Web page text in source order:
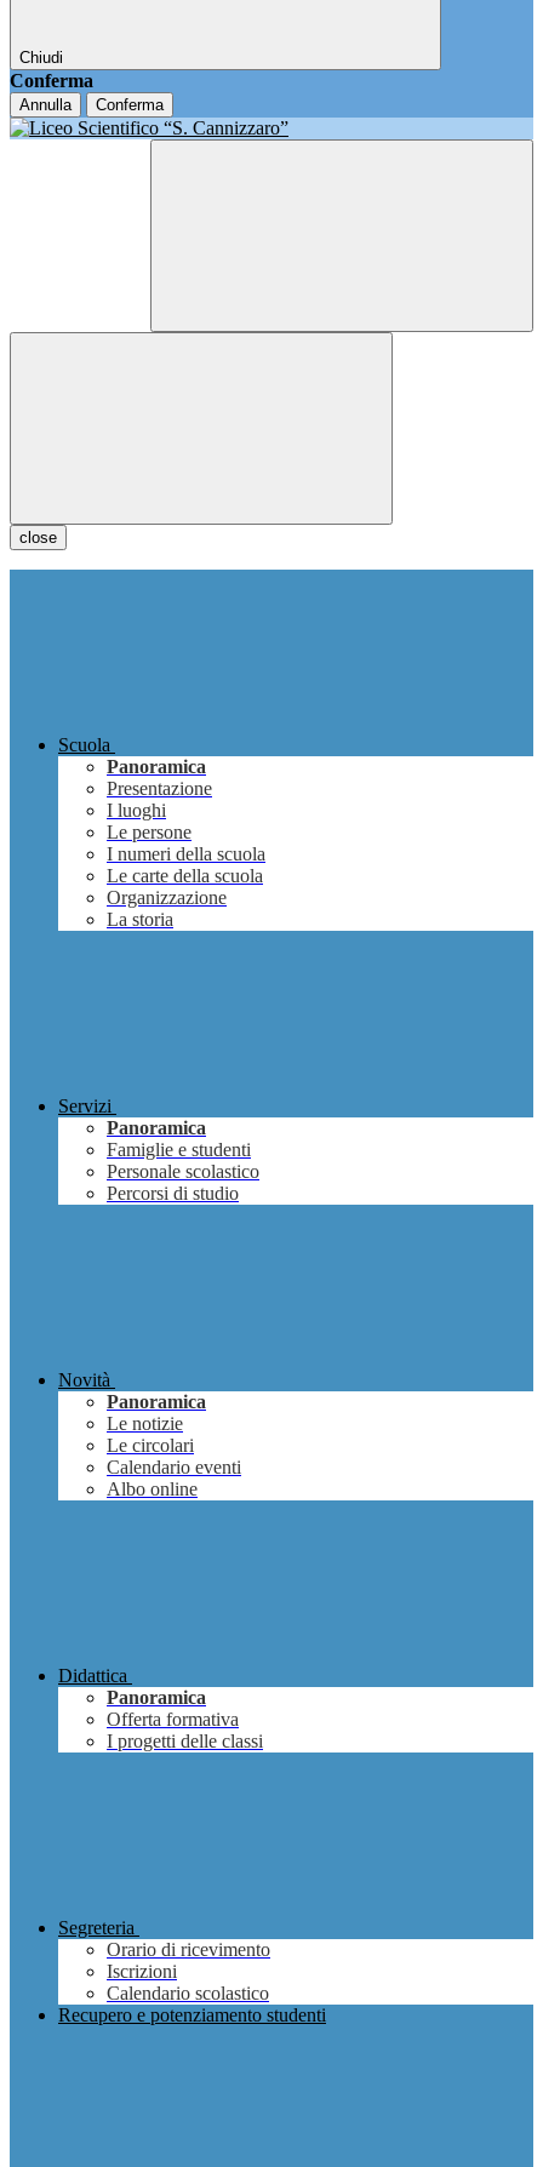
Chiudi
Conferma
Annulla Conferma
close
Scuola
Panoramica
Presentazione
I luoghi
Le persone
I numeri della scuola
Le carte della scuola
Organizzazione
La storia
Servizi
Panoramica
Famiglie e studenti
Personale scolastico
Percorsi di studio
Novità
Panoramica
Le notizie
Le circolari
Calendario eventi
Albo online
Didattica
Panoramica
Offerta formativa
I progetti delle classi
Segreteria
Orario di ricevimento
Iscrizioni
Calendario scolastico
Recupero e potenziamento studenti